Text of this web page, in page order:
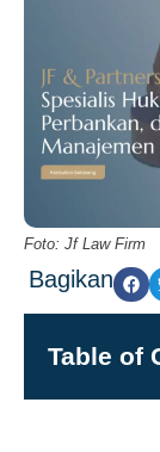
Foto: Jf Law Firm
Bagikan
Table of